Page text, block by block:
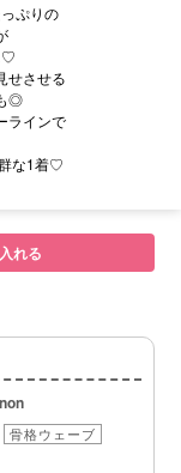
ぷりの
♡
せさせる
◎
ラインで
な1着♡
れる
骨格ウェーブ